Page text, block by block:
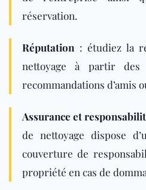
réservation.
Réputation : étudiez la
nettoyage à partir
recommandations d’amis
Assurance et
de nettoyage dispose
couverture de
propriété en cas de